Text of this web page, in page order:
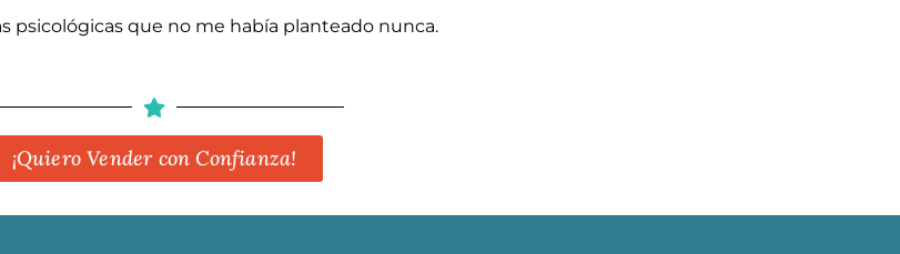
psicológicas que no me había planteado nunca.
¡Quiero Vender con Confianza!